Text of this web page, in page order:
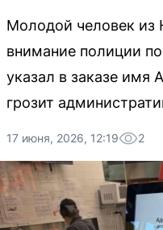
Молодой человек из
внимание полиции
указал в заказе имя
грозит
17 июня, 2026, 12:19 2